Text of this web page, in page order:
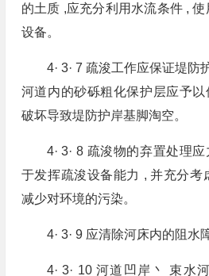
的土质 ,应充分利用水流条件 ,
设备。
4· 3· 7 疏浚工作应保证堤防
河道内的砂砾粗化保护层应予
破坏导致堤防护岸基脚淘空。
4· 3· 8 疏浚物的弃置处理
于发挥疏浚设备能力 , 并充分考
减少对环境的污染。
4· 3· 9 应清除河床内的阻水
4· 3· 10 河道凹岸丶 束水